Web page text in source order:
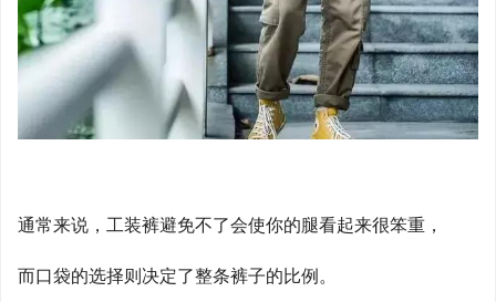
通常来说，工装裤避免不了会使你的腿看起来很笨重，
而口袋的选择则决定了整条裤子的比例。